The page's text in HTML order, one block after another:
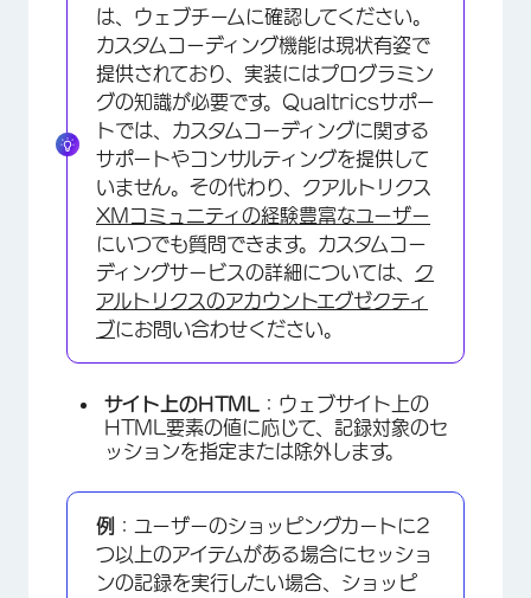
は、ウェブチームに確認してください。
カスタムコーディング機能は現状有姿で
提供されており、実装にはプログラミン
グの知識が必要です。Qualtricsサポー
トでは、カスタムコーディングに関する
サポートやコンサルティングを提供して
いません。その代わり、クアルトリクス
XMコミュニティの経験豊富なユーザー
にいつでも質問できます。カスタムコー
ディングサービスの詳細については、 ク
アルトリクスのアカウントエグゼクティ
ブにお問い合わせください。
サイト上のHTML
：ウェブサイト上の
HTML要素の値に応じて、記録対象のセ
ッションを指定または除外します。
例
：ユーザーのショッピングカートに2
つ以上のアイテムがある場合にセッショ
ンの記録を実行したい場合、ショッピ